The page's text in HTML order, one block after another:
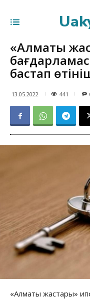
«Алматы
бастап
13.05.2022 441
«Алматы жастары»